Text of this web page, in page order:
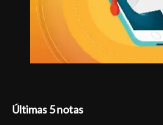
Últimas 5 notas